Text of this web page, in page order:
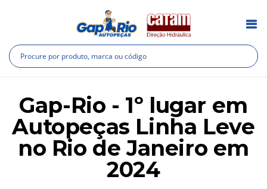
Pesquisa
Gap-Rio - 1º lugar em
Autopeças Linha Leve
no Rio de Janeiro em
2024